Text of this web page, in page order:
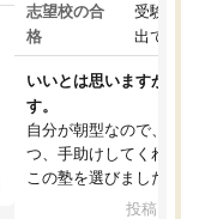
志望校の合
格
受験して
出ていな
いいとは思いますが、料
す。
自分が朝型なので、自習
つ、手助けしてくれる設
この塾を選びました。
投稿日：